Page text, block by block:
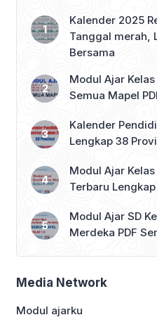
Kalender 2025
Tanggal merah,
Bersama
Modul Ajar
Semua Mapel
Kalender
Lengkap 38
Modul Ajar
Terbaru
Modul Ajar SD
Merdeka PDF
Media Network
Modul ajarku